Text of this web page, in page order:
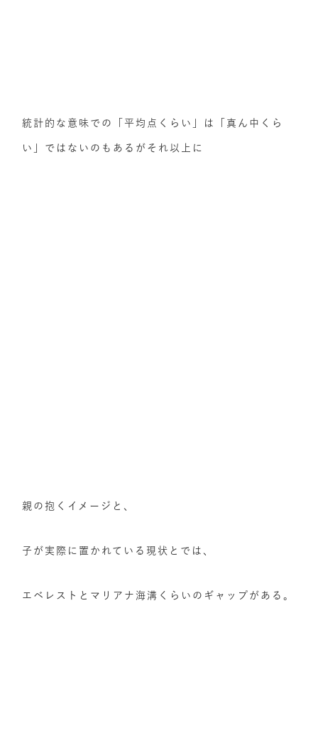
統計的な意味での「平均点くらい」は「真ん中くら
い」ではないのもあるがそれ以上に
親の抱くイメージと、
子が実際に置かれている現状とでは、
エベレストとマリアナ海溝くらいのギャップがある。